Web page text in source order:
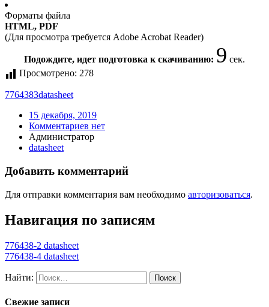
Форматы файла
HTML, PDF
(Для просмотра требуется Adobe Acrobat Reader)
Подождите, идет подготовка к скачиванию: 9 сек.
Просмотрено: 278
7764383datasheet
15 декабря, 2019
Комментариев нет
Администратор
datasheet
Добавить комментарий
Для отправки комментария вам необходимо авторизоваться.
Навигация по записям
776438-2 datasheet
776438-4 datasheet
Найти:
Свежие записи